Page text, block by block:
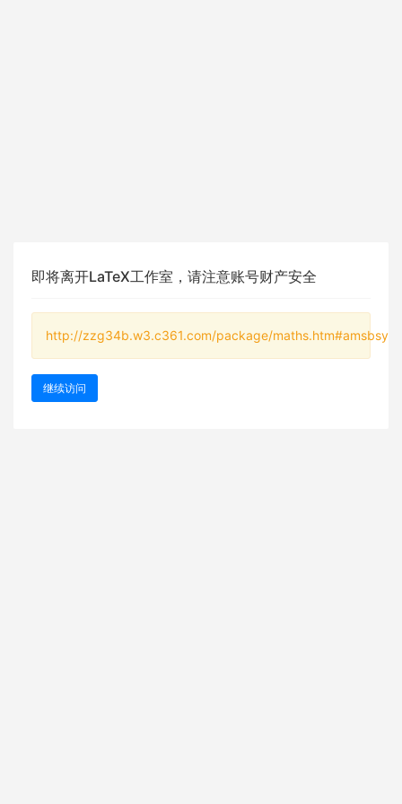
即将离开LaTeX工作室，请注意账号财产安全
http://zzg34b.w3.c361.com/package/maths.htm#amsbsy
继续访问